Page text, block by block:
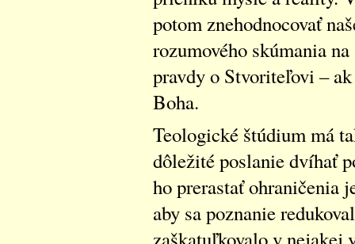
potom znehodnocovať
rozumového skúmania
pravdy o Stvoriteľovi –
Boha.
Teologické štúdium má
dôležité poslanie dvíhať
ho prerastať ohraničenia
aby sa poznanie
zaškatuľkovalo v nejakej